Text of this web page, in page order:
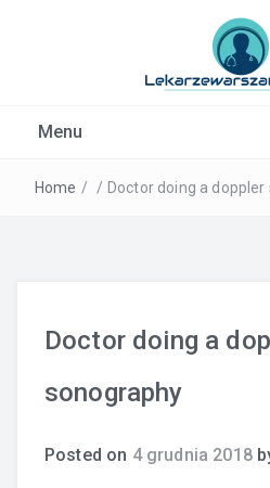
Menu
Home / / Doctor doing a
Doctor doing a
sonography
Posted on 4 grudnia 2018